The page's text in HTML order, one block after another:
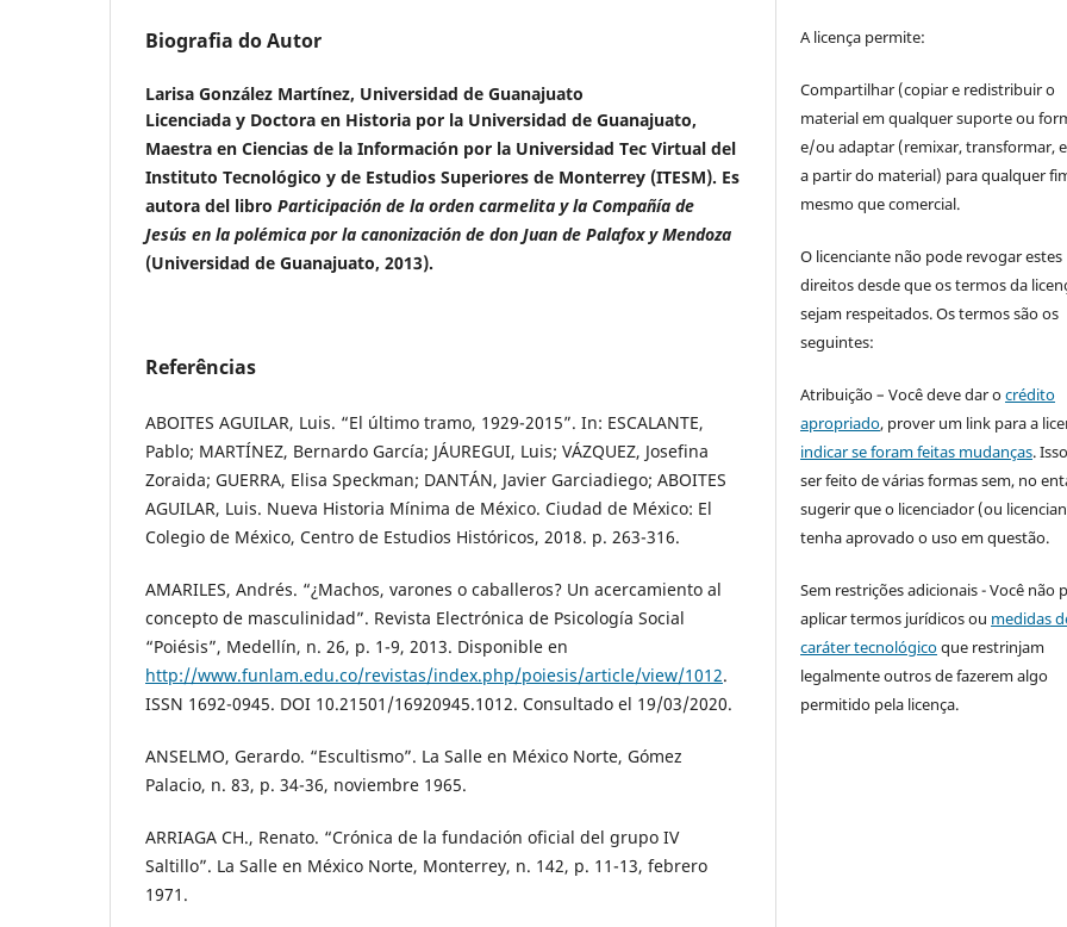
Biografia do Autor
Larisa González Martínez, Universidad de Guanajuato
Licenciada y Doctora en Historia por la Universidad de Guanajuato,
Maestra en Ciencias de la Información por la Universidad Tec Virtual del
Instituto Tecnológico y de Estudios Superiores de Monterrey (ITESM). Es
autora del libro Participación de la orden carmelita y la Compañía de
Jesús en la polémica por la canonización de don Juan de Palafox y Mendoza
(Universidad de Guanajuato, 2013).
Referências
ABOITES AGUILAR, Luis. “El último tramo, 1929-2015”. In: ESCALANTE,
Pablo; MARTÍNEZ, Bernardo García; JÁUREGUI, Luis; VÁZQUEZ, Josefina
Zoraida; GUERRA, Elisa Speckman; DANTÁN, Javier Garciadiego; ABOITES
AGUILAR, Luis. Nueva Historia Mínima de México. Ciudad de México: El
Colegio de México, Centro de Estudios Históricos, 2018. p. 263-316.
AMARILES, Andrés. “¿Machos, varones o caballeros? Un acercamiento al
concepto de masculinidad”. Revista Electrónica de Psicología Social
“Poiésis”, Medellín, n. 26, p. 1-9, 2013. Disponible en
http://www.funlam.edu.co/revistas/index.php/poiesis/article/view/1012.
ISSN 1692-0945. DOI 10.21501/16920945.1012. Consultado el 19/03/2020.
ANSELMO, Gerardo. “Escultismo”. La Salle en México Norte, Gómez
Palacio, n. 83, p. 34-36, noviembre 1965.
ARRIAGA CH., Renato. “Crónica de la fundación oficial del grupo IV
Saltillo”. La Salle en México Norte, Monterrey, n. 142, p. 11-13, febrero
1971.
A licença permite:
Compartilhar (copiar e redistribuir o
material em qualquer suporte ou
e/ou adaptar (remixar, transformar,
a partir do material) para qualquer
mesmo que comercial.
O licenciante não pode revogar estes
direitos desde que os termos da
sejam respeitados. Os termos são os
seguintes:
Atribuição – Você deve dar ocrédito
apropriado, prover um link para a
indicar se foram feitas mudanças.
ser feito de várias formas sem, no
sugerir que o licenciador (ou
tenha aprovado o uso em questão.
Sem restrições adicionais - Você não
aplicar termos jurídicos ou medidas
caráter tecnológicoque restrinjam
legalmente outros de fazerem algo
permitido pela licença.